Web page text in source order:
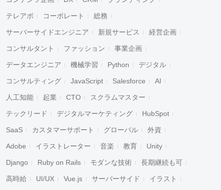
テレアポ コーポレート 総務
サーバーサイドエンジニア 新規サービス 経営企画
コンサルタント ファッション 事業企画
データエンジニア 機械学習 Python デジタル
コンサルティング JavaScript Salesforce AI
人工知能 起業 CTO スクラムマスター
テックリード デジタルマーケティング HubSpot
SaaS カスタマーサポート グローバル 外資
Adobe イラストレーター 音楽 教育 Unity
Django Ruby on Rails モダンな技術 長期継続も可
高時給 UI/UX Vue.js サーバーサイド イラスト